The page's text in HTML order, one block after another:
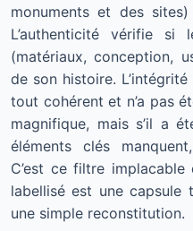
monuments et des sites)
L’authenticité vérifie si
(matériaux, conception,
de son histoire.
tout cohérent et n’a pas
magnifique, mais s’il a
éléments clés
C’est ce filtre
labellisé est une capsule
une simple reconstitution.